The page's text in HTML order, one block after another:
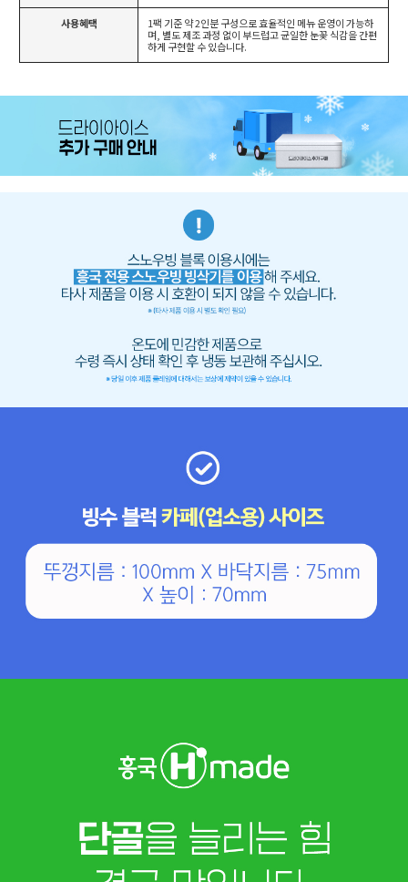
사용혜택
1팩 기준 약 2인분 구성으로 효율적인 메뉴 운영이 가능하
며, 별도 제조 과정 없이 부드럽고 균일한 눈꽃 식감을 간편
하게 구현할 수 있습니다.